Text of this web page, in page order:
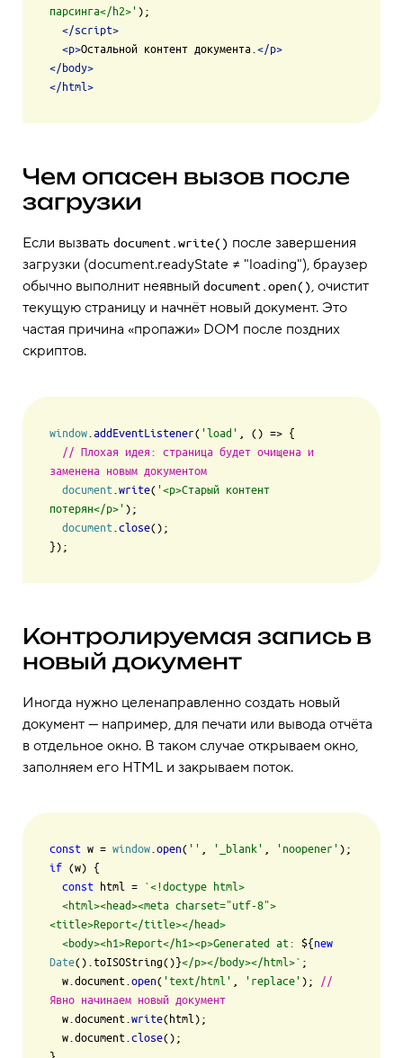
парсинга</h2>' );
</script>
<p>Остальной контент документа. </p>
</body>
</html >
Чем опасен вызов после
загрузки
Если вызвать document.write() после завершения
загрузки (document.readyState ≠ "loading"), браузер
обычно выполнит неявный document.open(), очистит
текущую страницу и начнёт новый документ. Это
частая причина «пропажи» DOM после поздних
скриптов.
window addEventListener( 'load' () => {
// Плохая идея: страница будет очищена и
заменена новым документом
document write( '<p>Старый контент
потерян</p>' );
document close();
Контролируемая запись в
новый документ
Иногда нужно целенаправленно создать новый
документ — например, для печати или вывода отчёта
в отдельное окно. В таком случае открываем окно,
заполняем его HTML и закрываем поток.
const w = window open( '' '_blank' 'noopener'
if (w) {
const html =
`<!doctype html>
<title>Report</title></head>
  <body><h1>Report</h1><p>Generated at:
${new
Date().toISOString()}</p></body></html>` ;
  w.
document open( 'text/html' 'replace' );
//
Явно начинаем новый документ
  w.
document write(html);
  w.
document close();